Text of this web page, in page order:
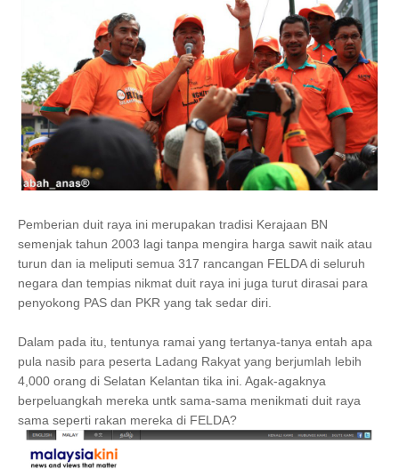
Pemberian duit raya ini merupakan tradisi Kerajaan BN
semenjak tahun 2003 lagi tanpa mengira harga sawit naik atau
turun dan ia meliputi semua 317 rancangan FELDA di seluruh
negara dan tempias nikmat duit raya ini juga turut dirasai para
penyokong PAS dan PKR yang tak sedar diri.
Dalam pada itu, tentunya ramai yang tertanya-tanya entah apa
pula nasib para peserta Ladang Rakyat yang berjumlah lebih
4,000 orang di Selatan Kelantan tika ini. Agak-agaknya
berpeluangkah mereka untk sama-sama menikmati duit raya
sama seperti rakan mereka di FELDA?